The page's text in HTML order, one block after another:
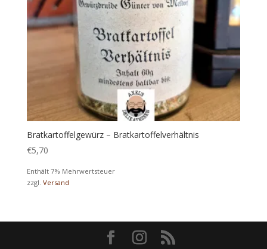
Bratkartoffelgewürz – Bratkartoffelverhältnis
€5,70
Enthält 7% Mehrwertsteuer
zzgl. Versand